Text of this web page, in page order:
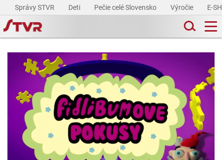
Správy STVR Deti Pečie celé Slovensko Výročie E-